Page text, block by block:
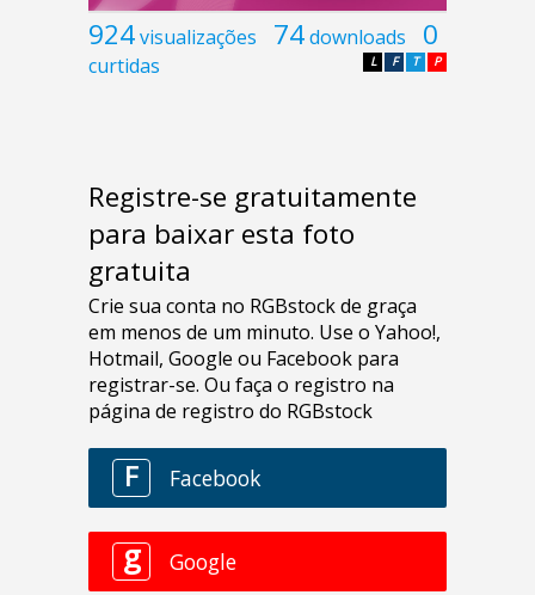
924visualizações 74downloads 0
curtidas P
T
F
L
Registre-se gratuitamente
para baixar esta foto
gratuita